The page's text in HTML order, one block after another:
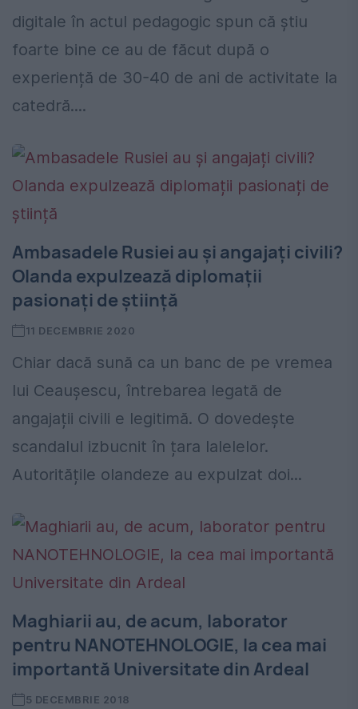
digitale în actul pedagogic spun că știu
foarte bine ce au de făcut după o
experiență de 30-40 de ani de activitate la
catedră....
Ambasadele Rusiei au și angajați civili?
Olanda expulzează diplomații
pasionați de știință
11 DECEMBRIE 2020
Chiar dacă sună ca un banc de pe vremea
lui Ceaușescu, întrebarea legată de
angajații civili e legitimă. O dovedește
scandalul izbucnit în țara lalelelor.
Autoritățile olandeze au expulzat doi...
Maghiarii au, de acum, laborator
pentru NANOTEHNOLOGIE, la cea mai
importantă Universitate din Ardeal
5 DECEMBRIE 2018